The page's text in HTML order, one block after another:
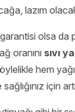
lazım
olsa da
oranını sıvı
hem
için